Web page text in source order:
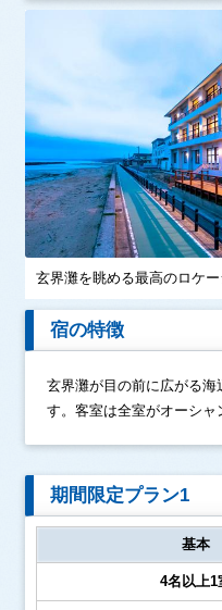
玄界灘を眺める最高のロケー
宿の特徴
玄界灘が目の前に広がる
す。客室は全室がオーシャ
期間限定プラン1
基本
4名以上1